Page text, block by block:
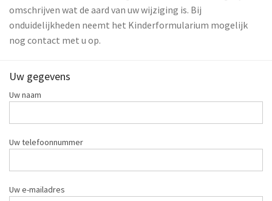
omschrijven wat de aard van uw wijziging is. Bij
onduidelijkheden neemt het Kinderformularium mogelijk
nog contact met u op.
Uw gegevens
Uw naam
Uw telefoonnummer
Uw e-mailadres